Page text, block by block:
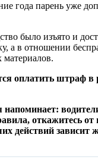
года парень уже
было изъято и
а в отношении
оплатить штраф в
напоминает:
откажитесь
действий зависит